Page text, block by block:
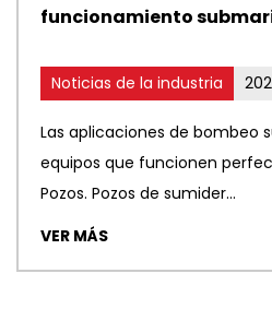
funcionamiento
Noticias de la industria
Las aplicaciones de bombeo
equipos que funcionen
Pozos. Pozos de sumider...
VER MÁS